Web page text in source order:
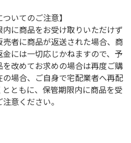
いてのご注意】
に商品をお受け取りいただけず
者に商品が返送された場合、商
には一切応じかねますので、予
改めてお求めの場合は再度ご購
場合、ご自身で宅配業者へ再配
ともに、保管期限内に商品を受
意ください。